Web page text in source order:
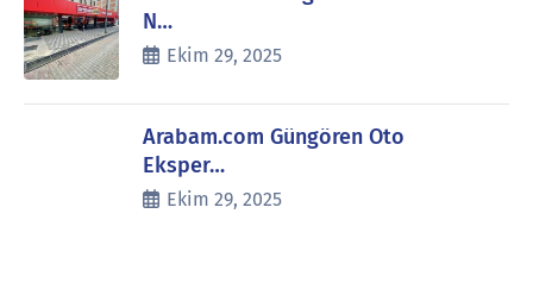
N…
Ekim 29, 2025
Arabam.com Güngören Oto
Eksper…
Ekim 29, 2025